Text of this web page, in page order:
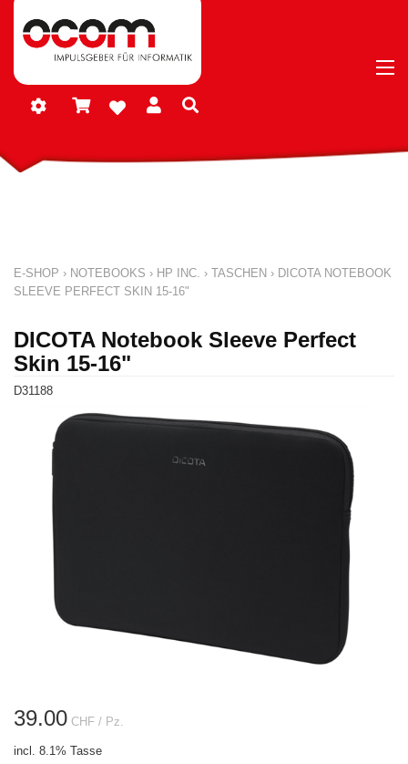
E-SHOP › NOTEBOOKS › HP INC. › TASCHEN › DICOTA NOTEBOOK
SLEEVE PERFECT SKIN 15-16"
DICOTA Notebook Sleeve Perfect
Skin 15-16"
D31188
39.00 CHF / Pz.
incl. 8.1% Tasse